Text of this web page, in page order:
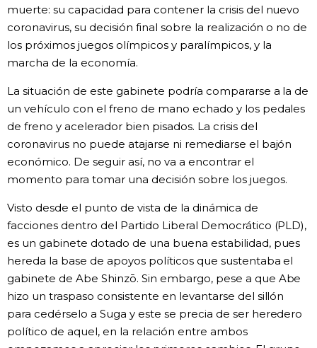
muerte: su capacidad para contener la crisis del nuevo
coronavirus, su decisión final sobre la realización o no de
los próximos juegos olímpicos y paralímpicos, y la
marcha de la economía.
La situación de este gabinete podría compararse a la de
un vehículo con el freno de mano echado y los pedales
de freno y acelerador bien pisados. La crisis del
coronavirus no puede atajarse ni remediarse el bajón
económico. De seguir así, no va a encontrar el
momento para tomar una decisión sobre los juegos.
Visto desde el punto de vista de la dinámica de
facciones dentro del Partido Liberal Democrático (PLD),
es un gabinete dotado de una buena estabilidad, pues
hereda la base de apoyos políticos que sustentaba el
gabinete de Abe Shinzō. Sin embargo, pese a que Abe
hizo un traspaso consistente en levantarse del sillón
para cedérselo a Suga y este se precia de ser heredero
político de aquel, en la relación entre ambos